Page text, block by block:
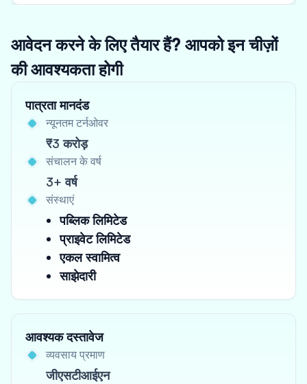
आवेदन करने के लिए तैयार हैं? आपको इन चीज़ों
की आवश्यकता होगी
पात्रता मानदंड
न्यूनतम टर्नओवर
₹3 करोड़
संचालन के वर्ष
3+ वर्ष
संस्थाएं
पब्लिक लिमिटेड
प्राइवेट लिमिटेड
एकल स्वामित्व
साझेदारी
आवश्यक दस्तावेज
व्यवसाय प्रमाण
जीएसटीआईएन